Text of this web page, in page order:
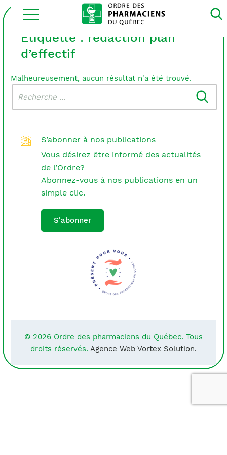
Ouvrir
la
site
Étiquette : rédaction plan
d’effectif
Malheureusement, aucun résultat n'a été trouvé.
dans
le
S’abonner à nos publications
Vous désirez être informé des actualités
de l’Ordre?
Abonnez-vous à nos publications en un
simple clic.
S'abonner
© 2026 Ordre des pharmaciens du Québec. Tous
droits réservés. Agence Web Vortex Solution.